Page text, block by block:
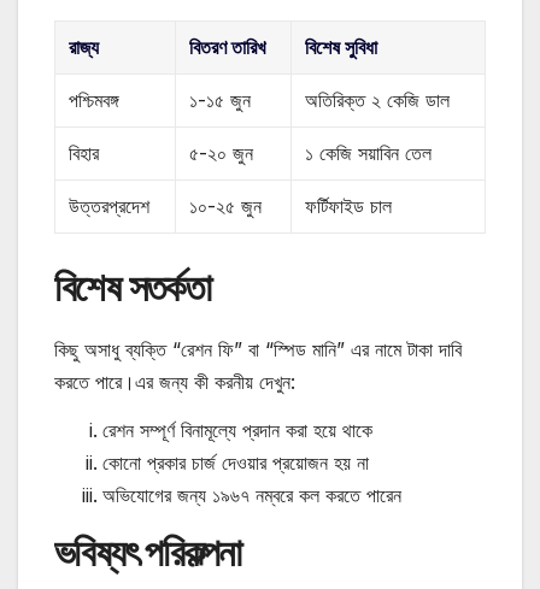
রাজ্য বিতরণ তারিখ বিশেষ সুবিধা
পশ্চিমবঙ্গ ১-১৫ জুন অতিরিক্ত ২ কেজি ডাল
বিহার ৫-২০ জুন ১ কেজি সয়াবিন তেল
উত্তরপ্রদেশ ১০-২৫ জুন ফর্টিফাইড চাল
বিশেষ সতর্কতা
কিছু অসাধু ব্যক্তি “রেশন ফি” বা “স্পিড মানি” এর নামে টাকা দাবি
করতে পারে।এর জন্য কী করনীয় দেখুন:
রেশন সম্পূর্ণ বিনামূল্যে প্রদান করা হয়ে থাকে
কোনো প্রকার চার্জ দেওয়ার প্রয়োজন হয় না
অভিযোগের জন্য ১৯৬৭ নম্বরে কল করতে পারেন
ভবিষ্যৎ পরিকল্পনা